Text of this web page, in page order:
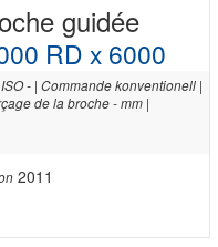
guidée
RD x 6000
- | Commande konventionell |
de la broche - mm |
2011